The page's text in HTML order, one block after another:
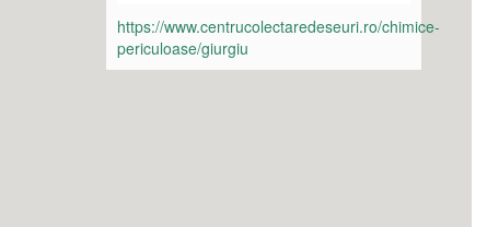
https://www.centrucolectaredeseuri.ro/chimice-
periculoase/giurgiu